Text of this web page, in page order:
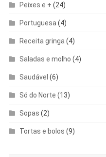
Peixes e + (24)
Portuguesa (4)
Receita gringa (4)
Saladas e molho (4)
Saudável (6)
Só do Norte (13)
Sopas (2)
Tortas e bolos (9)